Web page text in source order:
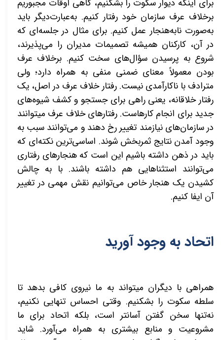
برای اینکه دیوار سکوت را بشکنیم، گاهی اوقات مجبوریم
برخلاف عرف سازمان خود رفتار کنیم. به‌عبارت‌دیگر باید
به‌صورت نابه‌هنجار عمل کنیم. برای مثال در جلسه­‌ای که
در آن، کارکنان همیشه تصمیمات مدیران را می­‌پذیرند،
شروع به پرسیدن سؤال­‌های سخت کنیم. برخلاف عرف
بودن معمولاً معنای ضمنی منفی به همراه دارد؛ ولی
مترادف با ناکارآمدی نیست. رفتار خلاف عرف در اصل، یک
رفتار خلاقانه، یعنی راهی برای جستجو و کشف شیوه‌­های
جدید برای انجام کارهاست. رفتارهای خلاف عرف می­توانند
در سازمان­‌های نیازمند تغییر رخ دهند و می­‌توانند سبب به
وجود آمدن نتایج ثمربخش شوند. اساسی­‌ترین نکته‌­ای که
باید در ذهن داشته باشیم این است که هنجارهای رفتاری
می‌توانند استثناهایی هم داشته باشند. با به چالش
کشیدن یک هنجار خاص می‌­توانیم نقش مهمی در تغییر
آن ایفا کنیم.
اتحاد به وجود آورید
همراهی با دیگران می­تواند به ما نیروی کافی بدهد تا
سلطه سکوت را بشکنیم. وقتی احساس تنهایی نکنیم،
نه‌تنها سخن گفتن آسان­تر است، بلکه اتحاد برای ما
مشروعیت و منابع بیشتری به همراه می‌­آورد. شاید